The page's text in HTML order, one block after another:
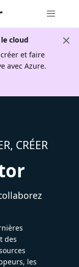
cloud
créer et faire
avec Azure.
CRÉER
des
les